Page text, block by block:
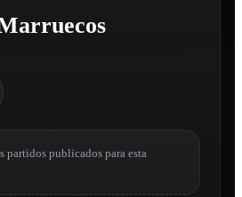
partidos publicados para esta